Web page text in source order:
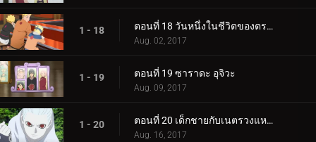
1 - 18 ตอนที่ 18 วันหนึ่งในชีวิตของตระกูลอุซึมากิ
Aug. 02, 2017
1 - 19 ตอนที่ 19 ซาราดะ อุจิวะ
Aug. 09, 2017
1 - 20 ตอนที่ 20 เด็กชายกับเนตรวงแหวน
Aug. 16, 2017